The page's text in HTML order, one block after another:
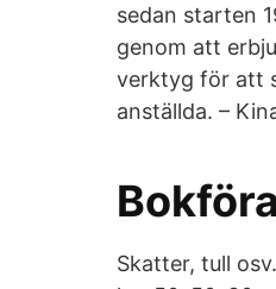
sedan starten
genom att
verktyg för att
anställda. –
Skatter, tull